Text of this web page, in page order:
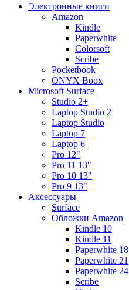
Электронные книги
Amazon
Kindle
Paperwhite
Colorsoft
Scribe
Pocketbook
ONYX Boox
Microsoft Surface
Studio 2+
Laptop Studio 2
Laptop Studio
Laptop 7
Laptop 6
Pro 12"
Pro 11 13"
Pro 10 13"
Pro 9 13"
Аксессуары
Surface
Обложки Amazon
Kindle 10
Kindle 11
Paperwhite 18
Paperwhite 21
Paperwhite 24
Scribe